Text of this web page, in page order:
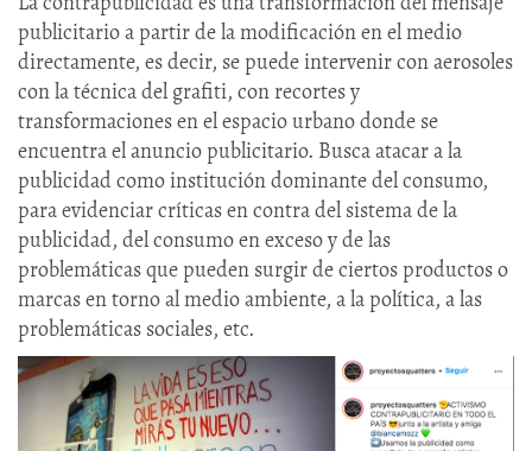
publicitario a partir de la modificación en el medio
directamente, es decir, se puede intervenir con aerosoles
con la técnica del grafiti, con recortes y
transformaciones en el espacio urbano donde se
encuentra el anuncio publicitario. Busca atacar a la
publicidad como institución dominante del consumo,
para evidenciar críticas en contra del sistema de la
publicidad, del consumo en exceso y de las
problemáticas que pueden surgir de ciertos productos o
marcas en torno al medio ambiente, a la política, a las
problemáticas sociales, etc.